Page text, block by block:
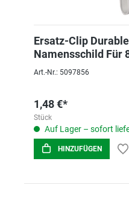
Ersatz-Clip
Namensschild Für
Art.-Nr.: 5097856
1,48 €*
Stück
Auf Lager – sofort
HINZUFÜGEN